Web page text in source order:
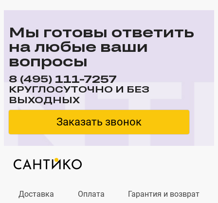
Мы готовы ответить
на любые ваши
вопросы
8 (495) 111-7257
КРУГЛОСУТОЧНО И БЕЗ
ВЫХОДНЫХ
Заказать звонок
Доставка Оплата Гарантия и возврат